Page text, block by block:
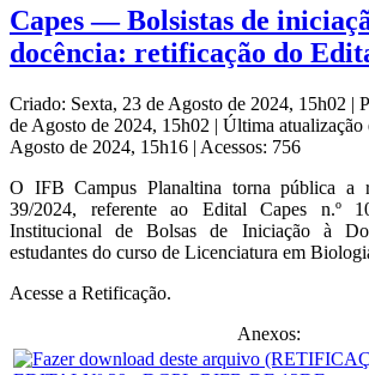
Capes — Bolsistas de
docência: retificação do
Criado: Sexta, 23 de Agosto de 2024, 15h02 |
de Agosto de 2024, 15h02 | Última atualização
Agosto de 2024, 15h16 | Acessos: 756
O IFB Campus Planaltina torna pública a
39/2024, referente ao Edital Capes n.º
Institucional de Bolsas de Iniciação à
estudantes do curso de Licenciatura em
Acesse a Retificação.
Anexos: